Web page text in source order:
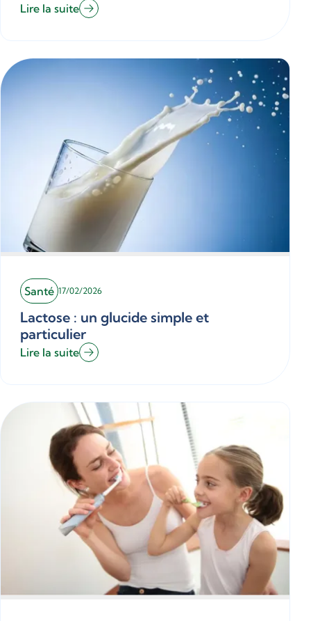
Lire la suite
Santé 17/02/2026
Lactose : un glucide simple et
particulier
Lire la suite